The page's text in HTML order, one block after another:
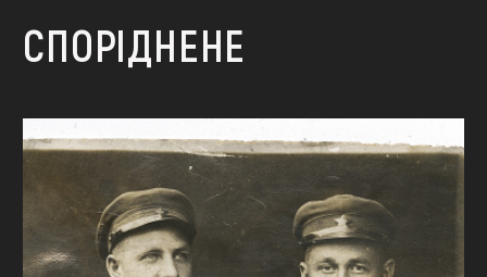
СПОРІДНЕНЕ